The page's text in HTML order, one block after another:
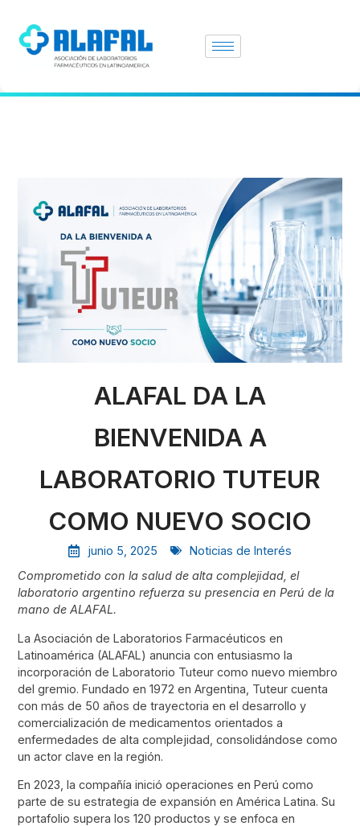
ALAFAL DA LA
BIENVENIDA A
LABORATORIO TUTEUR
COMO NUEVO SOCIO
junio 5, 2025
Noticias de Interés
Comprometido con la salud de alta complejidad, el
laboratorio argentino refuerza su presencia en Perú de la
mano de ALAFAL.
La Asociación de Laboratorios Farmacéuticos en
Latinoamérica (ALAFAL) anuncia con entusiasmo la
incorporación de Laboratorio Tuteur como nuevo miembro
del gremio. Fundado en 1972 en Argentina, Tuteur cuenta
con más de 50 años de trayectoria en el desarrollo y
comercialización de medicamentos orientados a
enfermedades de alta complejidad, consolidándose como
un actor clave en la región.
En 2023, la compañía inició operaciones en Perú como
parte de su estrategia de expansión en América Latina. Su
portafolio supera los 120 productos y se enfoca en